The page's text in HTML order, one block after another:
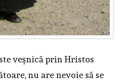
veşnică prin Hristos
nu are nevoie să se